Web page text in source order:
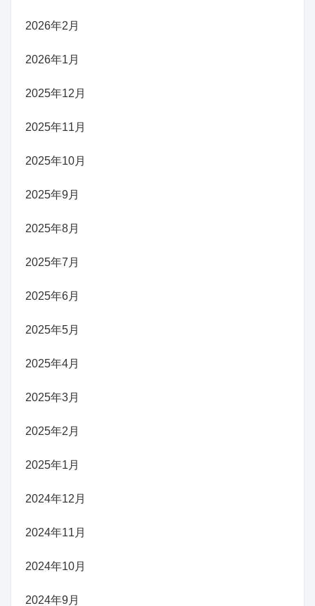
2026年2月
2026年1月
2025年12月
2025年11月
2025年10月
2025年9月
2025年8月
2025年7月
2025年6月
2025年5月
2025年4月
2025年3月
2025年2月
2025年1月
2024年12月
2024年11月
2024年10月
2024年9月